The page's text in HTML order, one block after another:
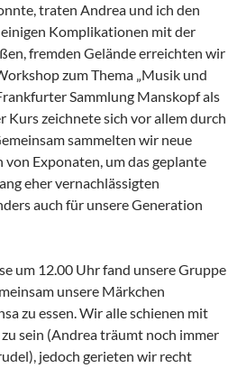
traten Andrea und ich den
Komplikationen mit der
fremden Gelände erreichten wir
zum Thema „Musik und
Sammlung Manskopf als
Kurs zeichnete sich vor allem durch
sammelten wir neue
Exponaten, um das geplante
eher vernachlässigten
auch für unsere Generation
um 12.00 Uhr fand unsere Gruppe
unsere Märkchen
zu essen. Wir alle schienen mit
sein (Andrea träumt noch immer
jedoch gerieten wir recht